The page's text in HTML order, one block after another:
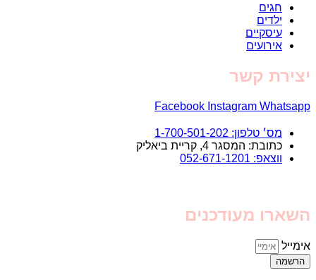
חגים
ילדים
עיסקיים
אירועים
יצירת קשר
Facebook Instagram Whatsapp
מס׳ טלפון: 1-700-501-202
כתובת: המסגר 4, קריית ביאליק
ווצאפ: 052-671-1201
השארו מעודכנים
אימייל
הרשמה